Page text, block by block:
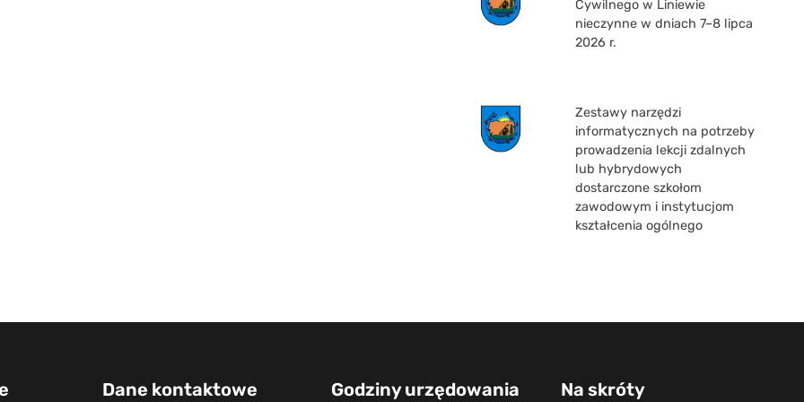
Cywilnego w Liniewie
nieczynne w dniach 7–8 lipca
2026 r.
Zestawy narzędzi
informatycznych na potrzeby
prowadzenia lekcji zdalnych
lub hybrydowych
dostarczone szkołom
zawodowym i instytucjom
kształcenia ogólnego
Dane kontaktowe Godziny urzędowania Na skróty